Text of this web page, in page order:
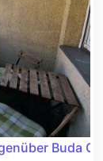
Buda